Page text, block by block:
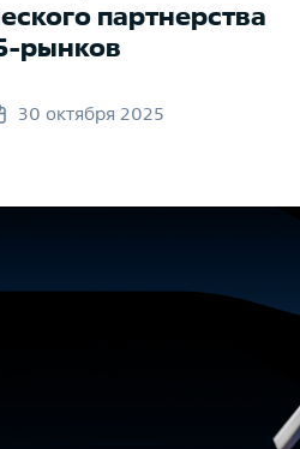
партнерства
рынков
30 октября 2025